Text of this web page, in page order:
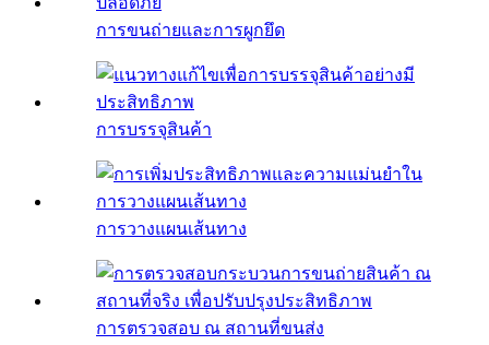
การขนถ่ายและการผูกยึด
การบรรจุสินค้า
การวางแผนเส้นทาง
การตรวจสอบ ณ สถานที่ขนส่ง